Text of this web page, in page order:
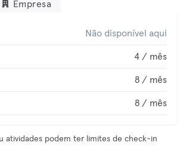
Empresa
Não disponível aqui
4 / mês
8 / mês
8 / mês
atividades podem ter limites de check-in